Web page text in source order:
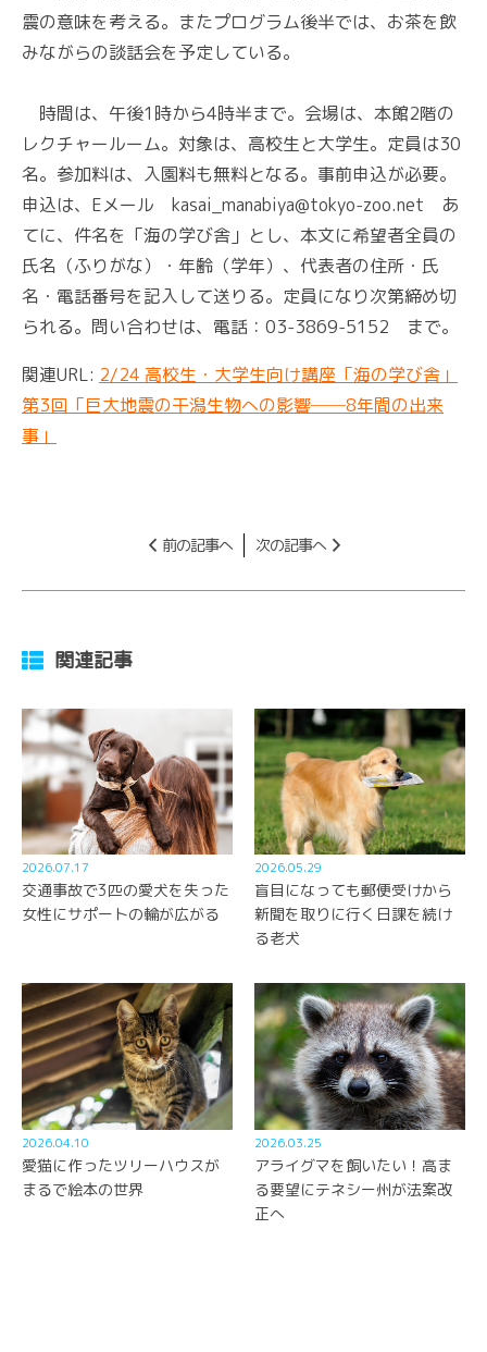
震の意味を考える。またプログラム後半では、お茶を飲
みながらの談話会を予定している。
時間は、午後1時から4時半まで。会場は、本館2階の
レクチャールーム。対象は、高校生と大学生。定員は30
名。参加料は、入園料も無料となる。事前申込が必要。
申込は、Eメール kasai_manabiya@tokyo-zoo.net あ
てに、件名を「海の学び舎」とし、本文に希望者全員の
氏名（ふりがな）・年齢（学年）、代表者の住所・氏
名・電話番号を記入して送りる。定員になり次第締め切
られる。問い合わせは、電話：03-3869-5152 まで。
関連URL: 2/24 高校生・大学生向け講座「海の学び舎」
第3回「巨大地震の干潟生物への影響──8年間の出来
事」
前の記事へ 次の記事へ
関連記事
2026.07.17
交通事故で3匹の愛犬を失った
女性にサポートの輪が広がる
2026.05.29
盲目になっても郵便受けから
新聞を取りに行く日課を続け
る老犬
2026.04.10
愛猫に作ったツリーハウスが
まるで絵本の世界
2026.03.25
アライグマを飼いたい！高ま
る要望にテネシー州が法案改
正へ